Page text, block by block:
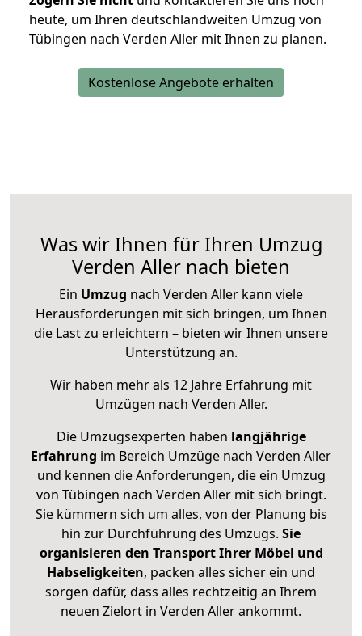
heute, um Ihren deutschlandweiten Umzug von
Tübingen nach Verden Aller mit Ihnen zu planen.
Kostenlose Angebote erhalten
Was wir Ihnen für Ihren Umzug
Verden Aller nach bieten
Ein Umzug nach Verden Aller kann viele
Herausforderungen mit sich bringen, um Ihnen
die Last zu erleichtern – bieten wir Ihnen unsere
Unterstützung an.
Wir haben mehr als 12 Jahre Erfahrung mit
Umzügen nach Verden Aller.
Die Umzugsexperten haben langjährige
Erfahrung im Bereich Umzüge nach Verden Aller
und kennen die Anforderungen, die ein Umzug
von Tübingen nach Verden Aller mit sich bringt.
Sie kümmern sich um alles, von der Planung bis
hin zur Durchführung des Umzugs. Sie
organisieren den Transport Ihrer Möbel und
Habseligkeiten, packen alles sicher ein und
sorgen dafür, dass alles rechtzeitig an Ihrem
neuen Zielort in Verden Aller ankommt.